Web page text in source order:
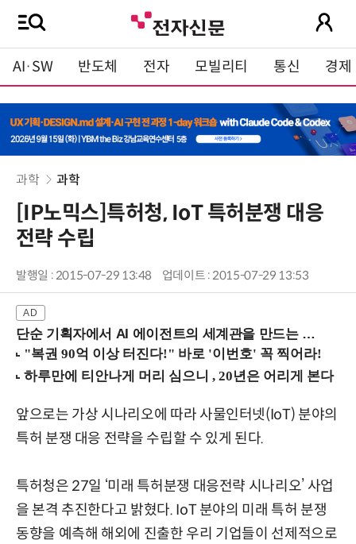
AI·SW 반도체 전자 모빌리티 통신 경제
과학 과학
[IP노믹스]특허청, IoT 특허분쟁 대응
전략 수립
발행일 : 2015-07-29 13:48 업데이트 : 2015-07-29 13:53
단순 기획자에서 AI 에이전트의 세계관을 만드는 지식 설계자로.. (8/20 강남역)
앞으로는 가상 시나리오에 따라 사물인터넷(IoT) 분야의
특허 분쟁 대응 전략을 수립할 수 있게 된다.
특허청은 27일 ‘미래 특허분쟁 대응전략 시나리오’ 사업
을 본격 추진한다고 밝혔다. IoT 분야의 미래 특허 분쟁
동향을 예측해 해외에 진출한 우리 기업들이 선제적으로